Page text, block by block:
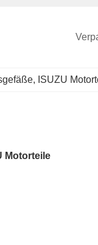
ISUZU
Motorteile